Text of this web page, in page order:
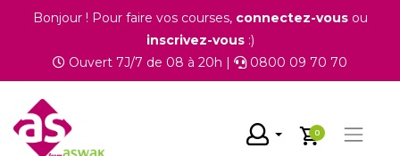
Bonjour ! Pour faire vos courses, connectez-vousou
inscrivez-vous:)
Ouvert 7J/7 de 08 à 20h |
0800 09 70 70
0